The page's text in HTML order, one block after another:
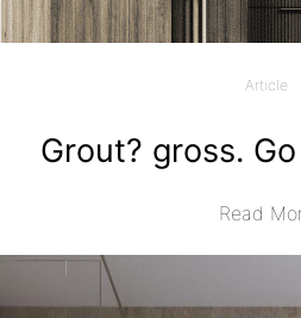
Article
Grout? gross.
Read